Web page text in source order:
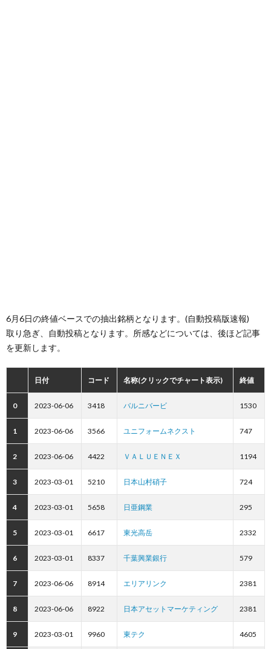
6月6日の終値ベースでの抽出銘柄となります。(自動投稿版速報)
取り急ぎ、自動投稿となります。所感などについては、後ほど記事
を更新します。
日付 コード 名称(クリックでチャート表示) 終値
0 2023-06-06 3418 バルニバービ 1530
1 2023-06-06 3566 ユニフォームネクスト 747
2 2023-06-06 4422 ＶＡＬＵＥＮＥＸ 1194
3 2023-03-01 5210 日本山村硝子 724
4 2023-03-01 5658 日亜鋼業 295
5 2023-03-01 6617 東光高岳 2332
6 2023-03-01 8337 千葉興業銀行 579
7 2023-06-06 8914 エリアリンク 2381
8 2023-06-06 8922 日本アセットマーケティング 2381
9 2023-03-01 9960 東テク 4605